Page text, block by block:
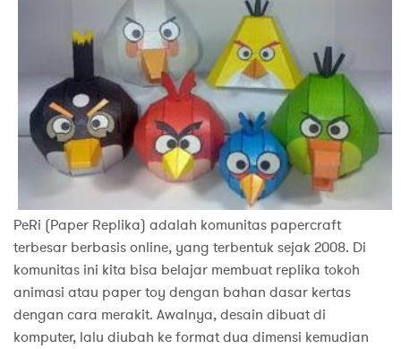
PeRi (Paper Replika) adalah komunitas papercraft
terbesar berbasis online, yang terbentuk sejak 2008. Di
komunitas ini kita bisa belajar membuat replika tokoh
animasi atau paper toy dengan bahan dasar kertas
dengan cara merakit. Awalnya, desain dibuat di
komputer, lalu diubah ke format dua dimensi kemudian